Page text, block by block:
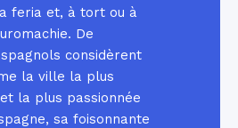
feria et, à tort ou à
De
considèrent
la ville la plus
la plus passionnée
sa foisonnante